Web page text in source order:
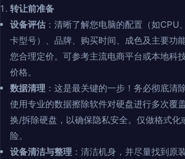
转让前准备
设备评估 ：清晰了解您电脑的配置（如CPU
卡型号）、品牌、购买时间、成色及主要功
您合理定价。可参考主流电商平台或本地科
价格。
数据清理 ：这是最关键的一步！务必彻底清
使用专业的数据擦除软件对硬盘进行多次覆
换/拆除硬盘，以确保隐私安全。仅做格式化
险。
设备清洁与整理 ：清洁机身，并尽量找到原